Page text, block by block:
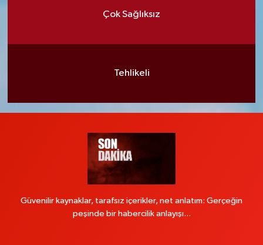
Çok Sağlıksız
Tehlikeli
Güvenilir kaynaklar, tarafsız içerikler, net anlatım: Gerçeğin
peşinde bir habercilik anlayışı...